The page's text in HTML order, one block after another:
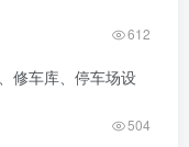
612
修车库、停车场设
504